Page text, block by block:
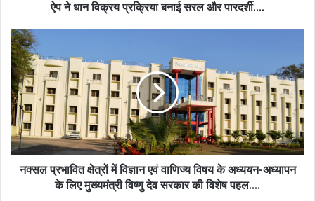
ने
धान
विक्रय
प्रक्रिया
बनाई
सरल
और
पारदर्शी….
ऐप ने धान विक्रय प्रक्रिया बनाई सरल और पारदर्शी….
नक्सल
प्रभावित
क्षेत्रों
में
विज्ञान
एवं
वाणिज्य
विषय
के
अध्ययन-
नक्सल प्रभावित क्षेत्रों में विज्ञान एवं वाणिज्य विषय के अध्ययन-अध्यापन
के लिए मुख्यमंत्री विष्णु देव सरकार की विशेष पहल….